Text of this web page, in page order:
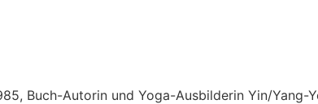
Buch-Autorin und Yoga-Ausbilderin Yin/Yang-